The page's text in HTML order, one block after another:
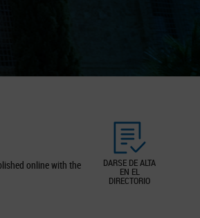
DARSE DE ALTA
EN EL
DIRECTORIO
online with the